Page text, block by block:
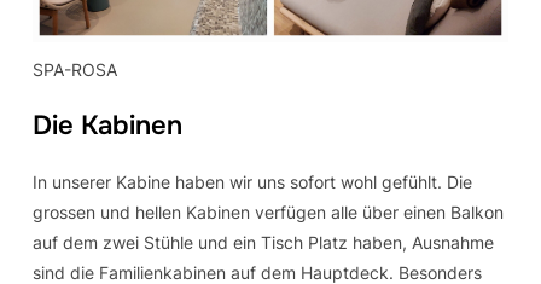
SPA-ROSA
Die Kabinen
In unserer Kabine haben wir uns sofort wohl gefühlt. Die
grossen und hellen Kabinen verfügen alle über einen Balkon
auf dem zwei Stühle und ein Tisch Platz haben, Ausnahme
sind die Familienkabinen auf dem Hauptdeck. Besonders